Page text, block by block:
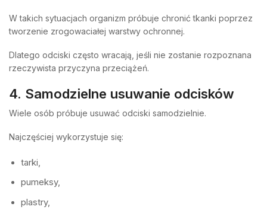
W takich sytuacjach organizm próbuje chronić tkanki poprzez
tworzenie zrogowaciałej warstwy ochronnej.
Dlatego odciski często wracają, jeśli nie zostanie rozpoznana
rzeczywista przyczyna przeciążeń.
4. Samodzielne usuwanie odcisków
Wiele osób próbuje usuwać odciski samodzielnie.
Najczęściej wykorzystuje się:
tarki,
pumeksy,
plastry,